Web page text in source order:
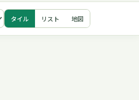
タイル リスト 地図